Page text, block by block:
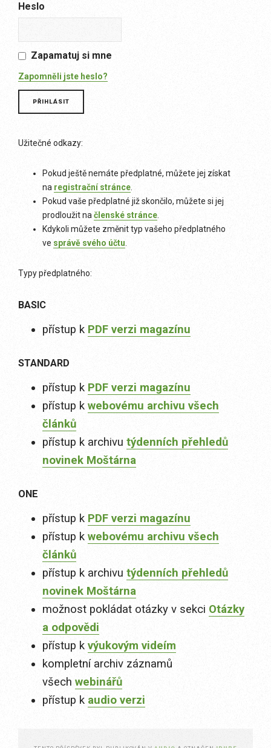
Heslo
Zapamatuj si mne
Zapomněli jste heslo?
Užitečné odkazy:
Pokud ještě nemáte předplatné, můžete jej získat
na registrační stránce
Pokud vaše předplatné již skončilo, můžete si jej
prodloužit na členské stránce
Kdykoli můžete změnit typ vašeho předplatného
ve správě svého účtu
Typy předplatného:
BASIC
přístup k PDF verzi magazínu
STANDARD
přístup k PDF verzi magazínu
přístup k webovému archivu všech
článků
přístup k archivu týdenních přehledů
novinek Moštárna
ONE
přístup k PDF verzi magazínu
přístup k webovému archivu všech
článků
přístup k archivu týdenních přehledů
novinek Moštárna
možnost pokládat otázky v sekci Otázky
a odpovědi
přístup k výukovým videím
kompletní archiv záznamů
všech webinářů
přístup k audio verzi